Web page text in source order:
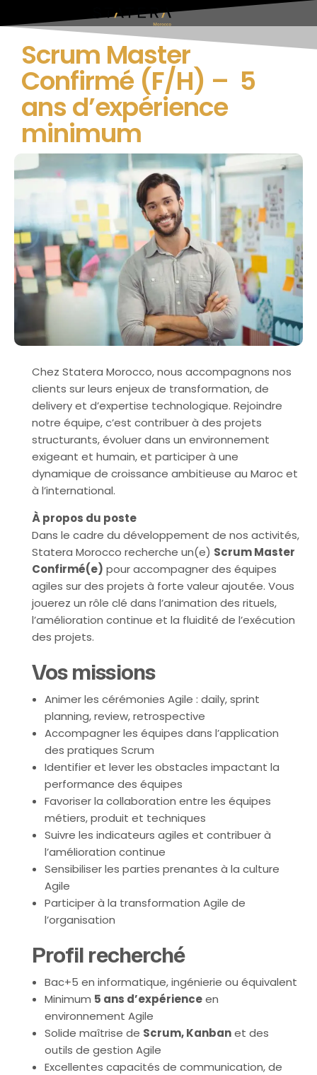
Scrum Master
Confirmé (F/H) – 5
ans d’expérience
minimum
Chez Statera Morocco, nous accompagnons nos
clients sur leurs enjeux de transformation, de
delivery et d’expertise technologique. Rejoindre
notre équipe, c’est contribuer à des projets
structurants, évoluer dans un environnement
exigeant et humain, et participer à une
dynamique de croissance ambitieuse au Maroc et
à l’international.
À propos du poste
Dans le cadre du développement de nos activités,
Statera Morocco recherche un(e) Scrum Master
Confirmé(e) pour accompagner des équipes
agiles sur des projets à forte valeur ajoutée. Vous
jouerez un rôle clé dans l’animation des rituels,
l’amélioration continue et la fluidité de l’exécution
des projets.
Vos missions
Animer les cérémonies Agile : daily, sprint
planning, review, retrospective
Accompagner les équipes dans l’application
des pratiques Scrum
Identifier et lever les obstacles impactant la
performance des équipes
Favoriser la collaboration entre les équipes
métiers, produit et techniques
Suivre les indicateurs agiles et contribuer à
l’amélioration continue
Sensibiliser les parties prenantes à la culture
Agile
Participer à la transformation Agile de
l’organisation
Profil recherché
Bac+5 en informatique, ingénierie ou équivalent
Minimum 5 ans d’expérienceen
environnement Agile
Solide maîtrise de Scrum, Kanbanet des
outils de gestion Agile
Excellentes capacités de communication, de